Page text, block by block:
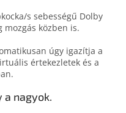
s sebességű Dolby
mozgás közben is.
úgy igazítja a
értekez­le­tek és a
a nagyok.